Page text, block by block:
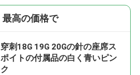
最高の価格で
穿刺18G 19G 20Gの針の座席ス
ポイトの付属品の白く青いピン
ク